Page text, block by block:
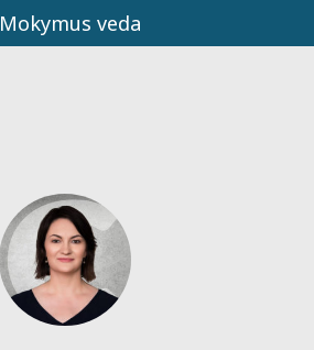
Mokymus veda